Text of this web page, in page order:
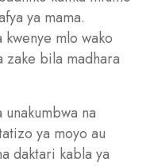
ya mama.
mlo wako
bila madhara
na
ya moyo au
daktari kabla ya